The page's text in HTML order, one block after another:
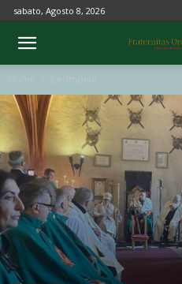
sabato, Agosto 8, 2026
Home Cerimonie